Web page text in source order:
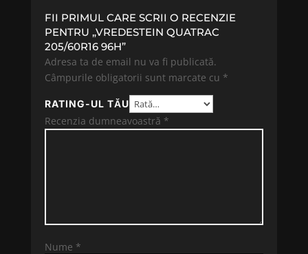
FII PRIMUL CARE SCRII O RECENZIE
PENTRU „VREDESTEIN QUATRAC
205/60R16 96H”
Adresa ta de email nu va fi publicată.
Câmpurile obligatorii sunt marcate cu *
RATING-UL TĂU
Recenzia dumneavoastră *
Nume *